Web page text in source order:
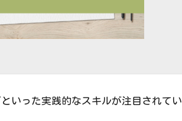
いった実践的なスキルが注目されてい